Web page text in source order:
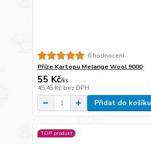
6 hodnocení
Příze Kartopu Melange Wool 9000
55 Kč/ks
45,45 Kč bez DPH
Přidat do košíku
TOP produkt